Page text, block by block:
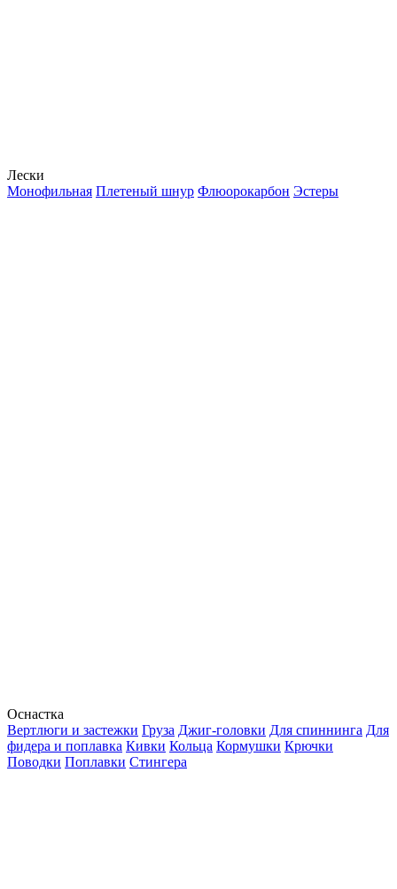
Лески
Монофильная Плетеный шнур Флюорокарбон Эстеры
Оснастка
Вертлюги и застежки Груза Джиг-головки Для спиннинга Для
фидера и поплавка Кивки Кольца Кормушки Крючки
Поводки Поплавки Стингера